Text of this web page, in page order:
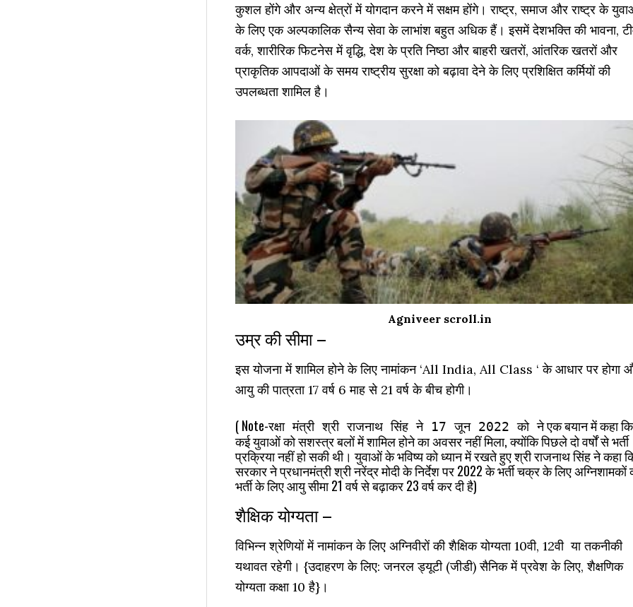
कुशल होंगे और अन्य क्षेत्रों में योगदान करने में सक्षम होंगे। राष्ट्र, समाज और राष्ट्र के
के लिए एक अल्पकालिक सैन्य सेवा के लाभांश बहुत अधिक हैं। इसमें देशभक्ति की भावना,
वर्क, शारीरिक फिटनेस में वृद्धि, देश के प्रति निष्ठा और बाहरी खतरों, आंतरिक खतरों और
प्राकृतिक आपदाओं के समय राष्ट्रीय सुरक्षा को बढ़ावा देने के लिए प्रशिक्षित कर्मियों की
उपलब्धता शामिल है।
Agniveer scroll.in
उम्र की सीमा –
इस योजना में शामिल होने के लिए नामांकन ‘All India, All Class ‘ के आधार पर होगा
आयु की पात्रता 17 वर्ष 6 माह से 21 वर्ष के बीच होगी।
( Note-रक्षामंत्री श्रीराजनाथ सिंह ने 17 जून 2022 कोने एक बयान में कहा कि
कई युवाओं को सशस्त्र बलों में शामिल होने का अवसर नहीं मिला, क्योंकि पिछले दो वर्षों से भर्ती
प्रक्रिया नहीं हो सकी थी। युवाओं के भविष्य को ध्यान में रखते हुए श्री राजनाथ सिंह ने कहा
सरकार ने प्रधानमंत्री श्री नरेंद्र मोदी के निर्देश पर 2022 के भर्ती चक्र के लिए अग्निशामकों
भर्ती के लिए आयु सीमा 21 वर्ष से बढ़ाकर 23 वर्ष कर दी है)
शैक्षिक योग्यता –
विभिन्न श्रेणियों में नामांकन के लिए अग्निवीरों की शैक्षिक योग्यता10वी, 12वी या तकनीकी
यथावत रहेगी। {उदाहरण के लिए: जनरल ड्यूटी (जीडी) सैनिक में प्रवेश के लिए, शैक्षणिक
योग्यता कक्षा 10 है}।